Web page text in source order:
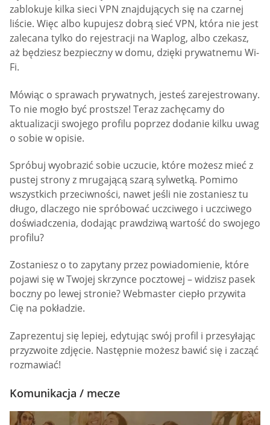
zablokuje kilka sieci VPN znajdujących się na czarnej
liście. Więc albo kupujesz dobrą sieć VPN, która nie jest
zalecana tylko do rejestracji na Waplog, albo czekasz,
aż będziesz bezpieczny w domu, dzięki prywatnemu Wi-
Fi.
Mówiąc o sprawach prywatnych, jesteś zarejestrowany.
To nie mogło być prostsze! Teraz zachęcamy do
aktualizacji swojego profilu poprzez dodanie kilku uwag
o sobie w opisie.
Spróbuj wyobrazić sobie uczucie, które możesz mieć z
pustej strony z mrugającą szarą sylwetką. Pomimo
wszystkich przeciwności, nawet jeśli nie zostaniesz tu
długo, dlaczego nie spróbować uczciwego i uczciwego
doświadczenia, dodając prawdziwą wartość do swojego
profilu?
Zostaniesz o to zapytany przez powiadomienie, które
pojawi się w Twojej skrzynce pocztowej – widzisz pasek
boczny po lewej stronie? Webmaster ciepło przywita
Cię na pokładzie.
Zaprezentuj się lepiej, edytując swój profil i przesyłając
przyzwoite zdjęcie. Następnie możesz bawić się i zacząć
rozmawiać!
Komunikacja / mecze